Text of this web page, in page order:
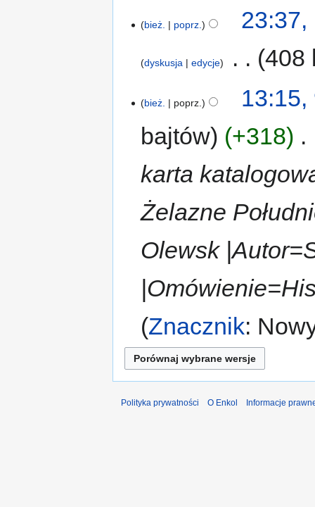
bież. poprz. 23:37,
dyskusja edycje 408
bież. poprz.
13:15,
bajtów
+318
karta
Żelazne
Olewsk
Znacznik:
Polityka prywatności O Enkol Informacje